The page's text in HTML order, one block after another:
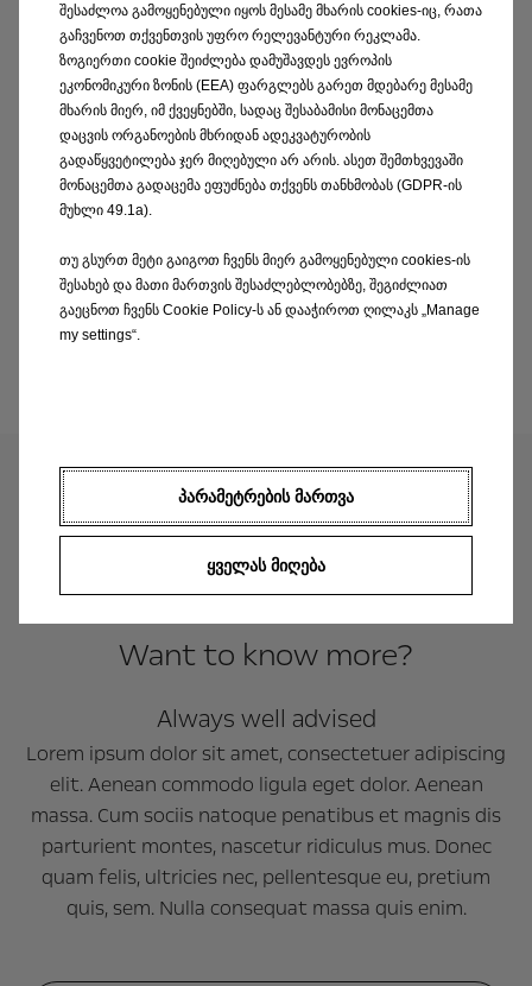
* Energy consumption Mokka-e xx,x - xx,x kWh/100
km; CO2 emission 0 g/km; range (combined) xxx km
to xxx km (depending on equipped options)
Show details
Want to know more?
Always well advised
Lorem ipsum dolor sit amet, consectetuer adipiscing
elit. Aenean commodo ligula eget dolor. Aenean
massa. Cum sociis natoque penatibus et magnis dis
parturient montes, nascetur ridiculus mus. Donec
quam felis, ultricies nec, pellentesque eu, pretium
quis, sem. Nulla consequat massa quis enim.
შესაძლოა გამოყენებული იყოს მესამე მხარის cookies-იც, რათა
გაჩვენოთ თქვენთვის უფრო რელევანტური რეკლამა.
ზოგიერთი cookie შეიძლება დამუშავდეს ევროპის
ეკონომიკური ზონის (EEA) ფარგლებს გარეთ მდებარე მესამე
მხარის მიერ, იმ ქვეყნებში, სადაც შესაბამისი მონაცემთა
დაცვის ორგანოების მხრიდან ადეკვატურობის
გადაწყვეტილება ჯერ მიღებული არ არის. ასეთ შემთხვევაში
მონაცემთა გადაცემა ეფუძნება თქვენს თანხმობას (GDPR-ის
მუხლი 49.1a).
თუ გსურთ მეტი გაიგოთ ჩვენს მიერ გამოყენებული cookies-ის
შესახებ და მათი მართვის შესაძლებლობებზე, შეგიძლიათ
გაეცნოთ ჩვენს Cookie Policy-ს ან დააჭიროთ ღილაკს „Manage
my settings“.
ᲞᲐᲠᲐᲛᲔᲢᲠᲔᲑᲘᲡ ᲛᲐᲠᲗᲕᲐ
ᲧᲕᲔᲚᲐᲡ ᲛᲘᲦᲔᲑᲐ